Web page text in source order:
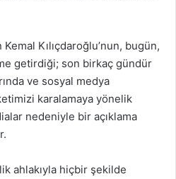
Kemal Kılıçdaroğlu’nun, bugün,
getirdiği; son birkaç gündür
ve sosyal medya
karalamaya yönelik
nedeniyle bir açıklama
ahlakıyla hiçbir şekilde